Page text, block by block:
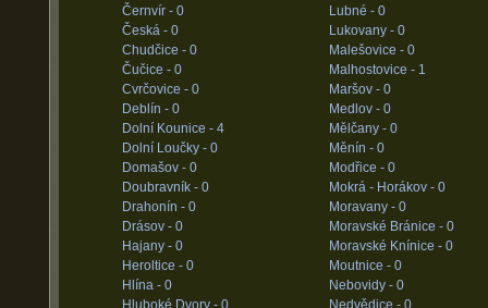
Černvír - 0
Česká - 0
Chudčice - 0
Čučice - 0
Cvrčovice - 0
Deblín - 0
Dolní Kounice - 4
Dolní Loučky - 0
Domašov - 0
Doubravník - 0
Drahonín - 0
Drásov - 0
Hajany - 0
Heroltice - 0
Hlína - 0
Hluboké Dvory - 0
Lubné - 0
Lukovany - 0
Malešovice - 0
Malhostovice - 1
Maršov - 0
Medlov - 0
Mělčany - 0
Měnín - 0
Modřice - 0
Mokrá - Horákov - 0
Moravany - 0
Moravské Bránice - 0
Moravské Knínice - 0
Moutnice - 0
Nebovidy - 0
Nedvědice - 0